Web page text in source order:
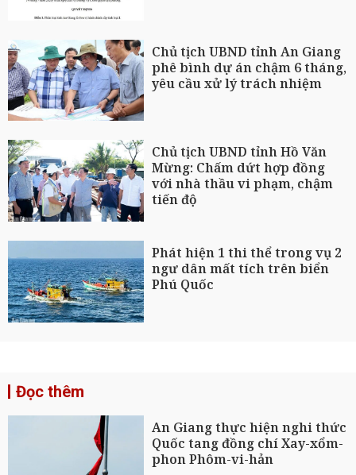
Chủ tịch UBND tỉnh An Giang
phê bình dự án chậm 6 tháng,
yêu cầu xử lý trách nhiệm
Chủ tịch UBND tỉnh Hồ Văn
Mừng: Chấm dứt hợp đồng
với nhà thầu vi phạm, chậm
tiến độ
Phát hiện 1 thi thể trong vụ 2
ngư dân mất tích trên biển
Phú Quốc
Đọc thêm
An Giang thực hiện nghi thức
Quốc tang đồng chí Xay-xổm-
phon Phôm-vi-hản